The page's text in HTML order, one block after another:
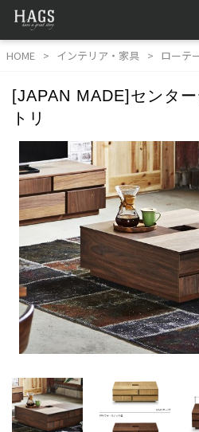
HOME インテリア・家具 ローテ
[JAPAN MADE]センタ
トリ